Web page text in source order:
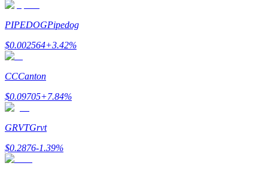
Afiliasi Bitrue
PIPEDOGPipedog
$0.002564+3.42%
CCCanton
$0.09705+7.84%
GRVTGrvt
$0.2876-1.39%